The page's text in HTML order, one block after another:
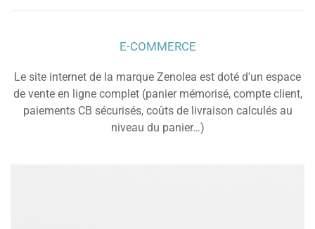
E-COMMERCE
Le site internet de la marque Zenolea est doté d'un espace
de vente en ligne complet (panier mémorisé, compte client,
paiements CB sécurisés, coûts de livraison calculés au
niveau du panier…)